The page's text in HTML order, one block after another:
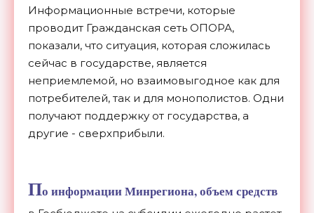
Информационные встречи, которые
проводит Гражданская сеть ОПОРА,
показали, что ситуация, которая сложилась
сейчас в государстве, является
неприемлемой, но взаимовыгодное как для
потребителей, так и для монополистов. Одни
получают поддержку от государства, а
другие - сверхприбыли.
По информации Минрегиона, объем средств